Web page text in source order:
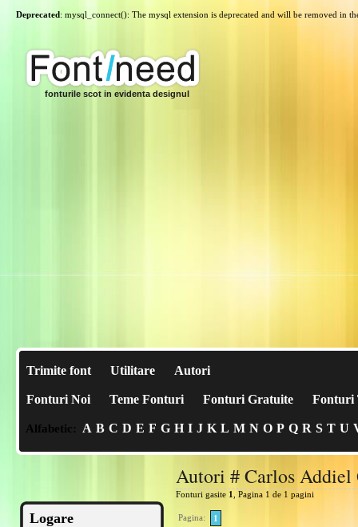
Deprecated: mysql_connect(): The mysql extension is deprecated and will be removed in
fonturile scot in evidenta designul
Trimite font Utilitare Autori
Fonturi Noi Teme Fonturi Fonturi Gratuite Fonturi
Alfabetic: A B C D E F G H I J K L M N O P Q R S T U
Logare
Autori # Carlos Addiel
Fonturi gasite 1 , Pagina 1 de 1 pagini
Pagina: 1